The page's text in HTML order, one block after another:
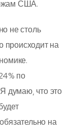
США.
не столь
происходит на
по
думаю, что это
на